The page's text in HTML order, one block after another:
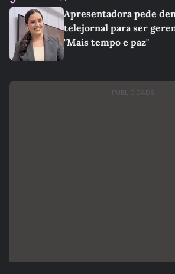
Apresentadora pede
telejornal para ser
"Mais tempo e paz"
PUBLICIDADE